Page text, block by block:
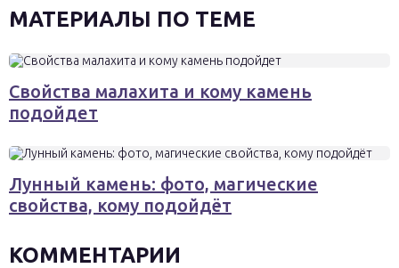
МАТЕРИАЛЫ ПО ТЕМЕ
Свойства малахита и кому камень
подойдет
Лунный камень: фото, магические
свойства, кому подойдёт
КОММЕНТАРИИ